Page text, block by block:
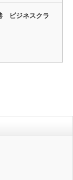
ビジネスクラ